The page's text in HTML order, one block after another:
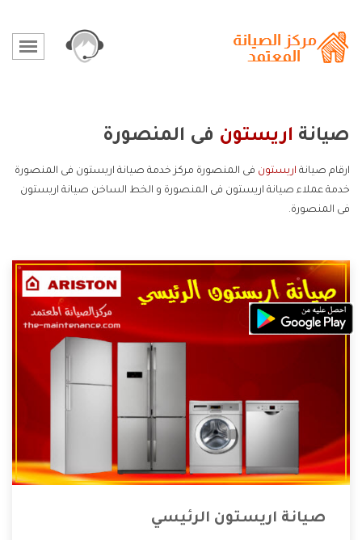
صيانة اريستون فى المنصورة
ارقام صيانة اريستون فى المنصورة مركز خدمة صيانة اريستون فى المنصورة
خدمة عملاء صيانة اريستون فى المنصورة و الخط الساخن صيانة اريستون
فى المنصورة.
صيانة اريستون الرئيسي